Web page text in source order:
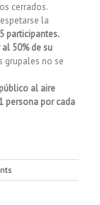
cerrados.
la
participantes.
50% de su
grupales no se
al aire
persona por cada